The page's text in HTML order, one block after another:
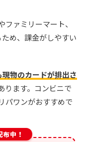
ァミリーマート、
め、課金がしやすい
物のカードが排出さ
ります。コンビニで
パワンがおすすめで
中！